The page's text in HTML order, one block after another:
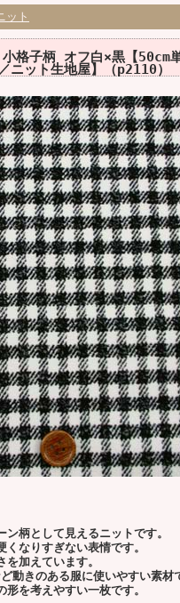
ット
格子柄 オフ白×黒【50cm
ニット生地屋】（p2110）
柄として見えるニットです。
なりすぎない表情です。
加えています。
動きのある服に使いやすい素材
を考えやすい一枚です。